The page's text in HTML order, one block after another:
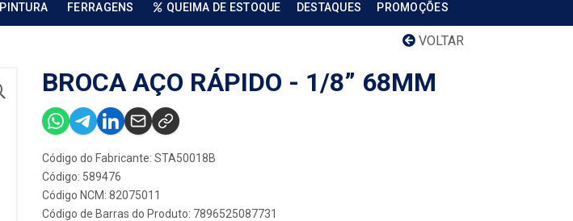
PINTURA FERRAGENS QUEIMA DE ESTOQUE DESTAQUES PROMOÇÕES
VOLTAR
BROCA AÇO RÁPIDO - 1/8” 68MM
Código do Fabricante: STA50018B
Código: 589476
Código NCM: 82075011
Código de Barras do Produto: 7896525087731